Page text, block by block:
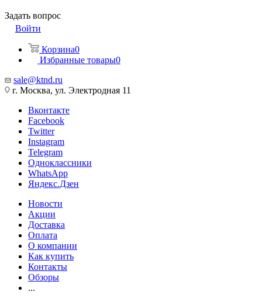
Задать вопрос
Войти
Корзина0
Избранные товары0
sale@ktnd.ru
г. Москва, ул. Электродная 11
Вконтакте
Facebook
Twitter
Instagram
Telegram
Одноклассники
WhatsApp
Яндекс.Дзен
Новости
Акции
Доставка
Оплата
О компании
Как купить
Контакты
Обзоры
...